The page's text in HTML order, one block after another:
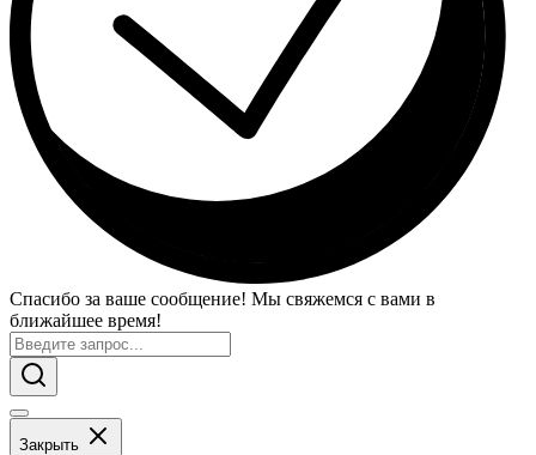
Спасибо за ваше сообщение! Мы свяжемся с вами в
ближайшее время!
Закрыть